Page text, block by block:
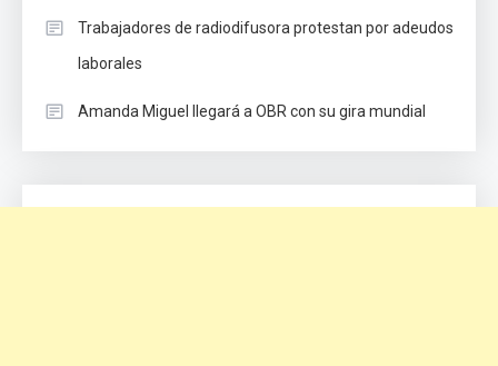
Trabajadores de radiodifusora protestan por adeudos
laborales
Amanda Miguel llegará a OBR con su gira mundial